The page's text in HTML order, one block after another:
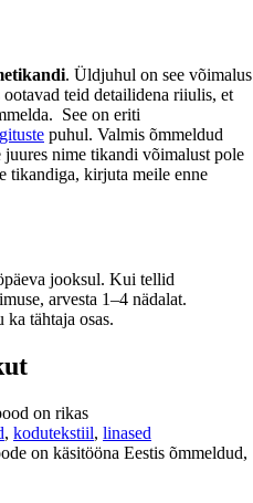
. Üldjuhul on see võimalus
teid detailidena riiulis, et
See on eriti
puhul. Valmis õmmeldud
nime tikandi võimalust pole
tikandiga, kirjuta meile enne
jooksul. Kui tellid
arvesta 1–4 nädalat.
tähtaja osas.
on rikas
, kodutekstiil, linased
on käsitööna Eestis õmmeldud,